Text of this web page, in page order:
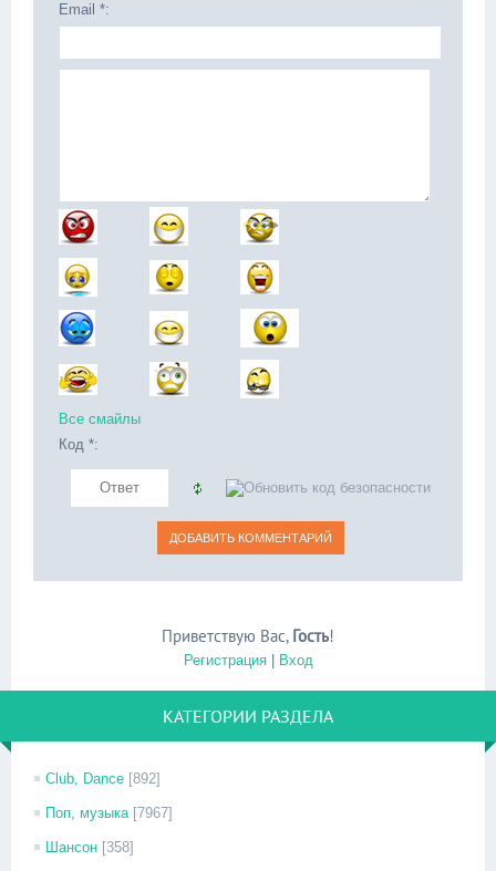
Email *:
Все смайлы
Код *:
Приветствую Вас, Гость!
Регистрация| Вход
КАТЕГОРИИ РАЗДЕЛА
Club, Dance [892]
Поп, музыка [7967]
Шансон [358]